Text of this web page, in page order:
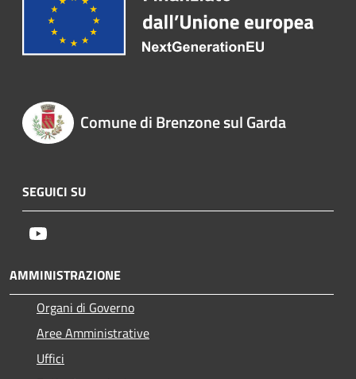
Comune di Brenzone sul Garda
SEGUICI SU
AMMINISTRAZIONE
Organi di Governo
Aree Amministrative
Uffici